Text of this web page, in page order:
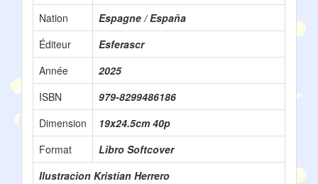
Nation
Espagne / España
Éditeur
Esferascr
Année
2025
ISBN
‎979-8299486186
Dimension
19x24.5cm 40p
Format
Libro Softcover
Ilustracion Kristian Herrero